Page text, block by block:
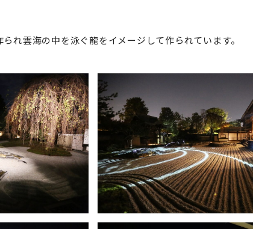
れ雲海の中を泳ぐ龍をイメージして作られています。